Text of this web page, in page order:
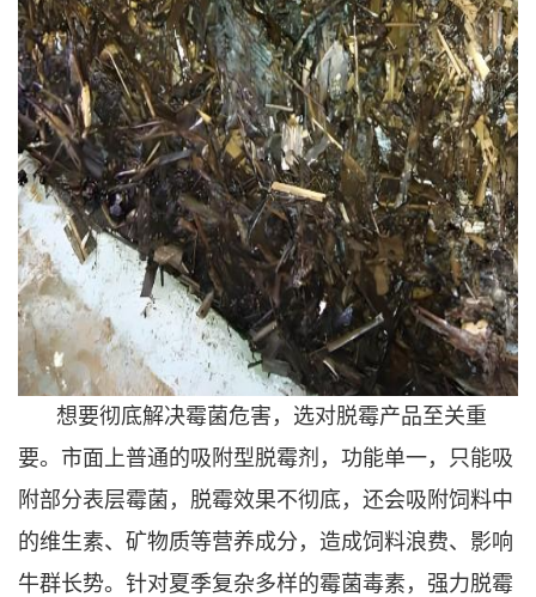
想要彻底解决霉菌危害，选对脱霉产品至关重
要。市面上普通的吸附型脱霉剂，功能单一，只能吸
附部分表层霉菌，脱霉效果不彻底，还会吸附饲料中
的维生素、矿物质等营养成分，造成饲料浪费、影响
牛群长势。针对夏季复杂多样的霉菌毒素，强力脱霉